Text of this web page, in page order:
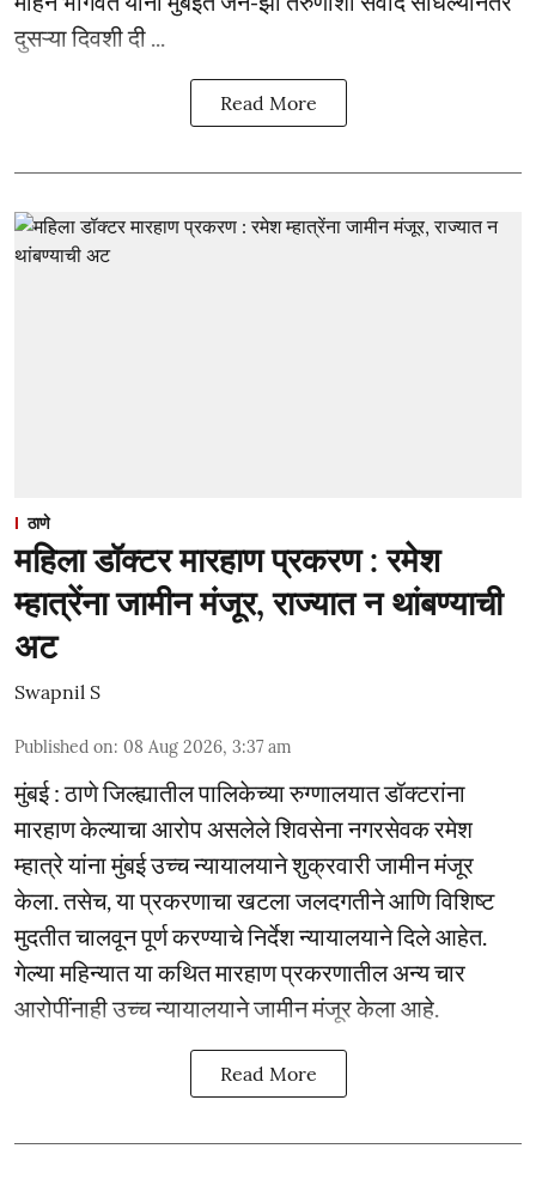
दुसऱ्या दिवशी दी ...
Read More
ठाणे
महिला डॉक्टर मारहाण प्रकरण : रमेश
म्हात्रेंना जामीन मंजूर, राज्यात न थांबण्याची
अट
Swapnil S
Published on: 08 Aug 2026, 3:37 am
मुंबई : ठाणे जिल्ह्यातील पालिकेच्या रुग्णालयात डॉक्टरांना
मारहाण केल्याचा आरोप असलेले शिवसेना नगरसेवक रमेश
म्हात्रे यांना मुंबई उच्च न्यायालयाने शुक्रवारी जामीन मंजूर
केला. तसेच, या प्रकरणाचा खटला जलदगतीने आणि विशिष्ट
मुदतीत चालवून पूर्ण करण्याचे निर्देश न्यायालयाने दिले आहेत.
गेल्या महिन्यात या कथित मारहाण प्रकरणातील अन्य चार
आरोपींनाही उच्च न्यायालयाने जामीन मंजूर केला आहे.
Read More